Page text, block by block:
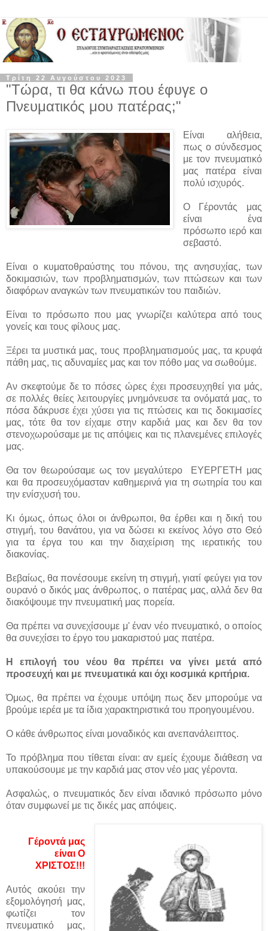
Τρίτη 22 Αυγούστου 2023
"Τώρα, τι θα κάνω που έφυγε ο
Πνευματικός μου πατέρας;"
Είναι αλήθεια,
πως ο σύνδεσμος
με τον πνευματικό
μας πατέρα είναι
πολύ ισχυρός.
Ο Γέροντάς μας
είναι ένα
πρόσωπο ιερό και
σεβαστό.
Είναι ο κυματοθραύστης του πόνου, της ανησυχίας, των
δοκιμασιών, των προβληματισμών, των πτώσεων και των
διαφόρων αναγκών των πνευματικών του παιδιών.
Είναι το πρόσωπο που μας γνωρίζει καλύτερα από τους
γονείς και τους φίλους μας.
Ξέρει τα μυστικά μας, τους προβληματισμούς μας, τα κρυφά
πάθη μας, τις αδυναμίες μας και τον πόθο μας να σωθούμε.
Αν σκεφτούμε δε το πόσες ώρες έχει προσευχηθεί για μάς,
σε πολλές θείες λειτουργίες μνημόνευσε τα ονόματά μας, το
πόσα δάκρυσε έχει χύσει για τις πτώσεις και τις δοκιμασίες
μας, τότε θα τον είχαμε στην καρδιά μας και δεν θα τον
στενοχωρούσαμε με τις απόψεις και τις πλανεμένες επιλογές
μας.
Θα τον θεωρούσαμε ως τον μεγαλύτερο ΕΥΕΡΓΕΤΗ μας
και θα προσευχόμασταν καθημερινά για τη σωτηρία του και
την ενίσχυσή του.
Κι όμως, όπως όλοι οι άνθρωποι, θα έρθει και η δική του
στιγμή, του θανάτου, για να δώσει κι εκείνος λόγο στο Θεό
για τα έργα του και την διαχείριση της ιερατικής του
διακονίας.
Βεβαίως, θα πονέσουμε εκείνη τη στιγμή, γιατί φεύγει για τον
ουρανό ο δικός μας άνθρωπος, ο πατέρας μας, αλλά δεν θα
διακόψουμε την πνευματική μας πορεία.
Θα πρέπει να συνεχίσουμε μ' έναν νέο πνευματικό, ο οποίος
θα συνεχίσει το έργο του μακαριστού μας πατέρα.
Η επιλογή του νέου θα πρέπει να γίνει μετά από
προσευχή και με πνευματικά και όχι κοσμικά κριτήρια.
Όμως, θα πρέπει να έχουμε υπόψη πως δεν μπορούμε να
βρούμε ιερέα με τα ίδια χαρακτηριστικά του προηγουμένου.
Ο κάθε άνθρωπος είναι μοναδικός και ανεπανάλειπτος.
Το πρόβλημα που τίθεται είναι: αν εμείς έχουμε διάθεση να
υπακούσουμε με την καρδιά μας στον νέο μας γέροντα.
Ασφαλώς, ο πνευματικός δεν είναι ιδανικό πρόσωπο μόνο
όταν συμφωνεί με τις δικές μας απόψεις.
Γέροντά μας
είναι Ο
ΧΡΙΣΤΟΣ!!!
Αυτός ακούει την
εξομολόγησή μας,
φωτίζει τον
πνευματικό μας,